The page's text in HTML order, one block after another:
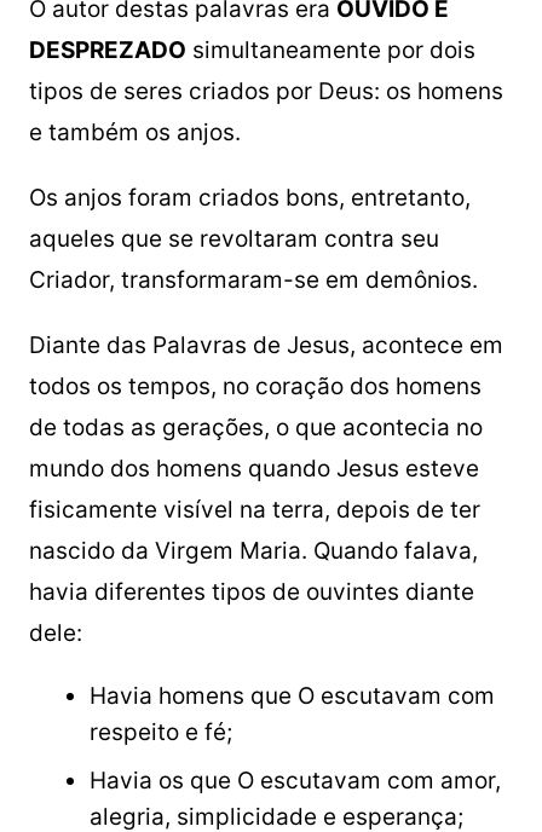
O autor destas palavras era OUVIDO E
DESPREZADO simultaneamente por dois
tipos de seres criados por Deus: os homens
e também os anjos.
Os anjos foram criados bons, entretanto,
aqueles que se revoltaram contra seu
Criador, transformaram-se em demônios.
Diante das Palavras de Jesus, acontece em
todos os tempos, no coração dos homens
de todas as gerações, o que acontecia no
mundo dos homens quando Jesus esteve
fisicamente visível na terra, depois de ter
nascido da Virgem Maria. Quando falava,
havia diferentes tipos de ouvintes diante
dele:
Havia homens que O escutavam com
respeito e fé;
Havia os que O escutavam com amor,
alegria, simplicidade e esperança;